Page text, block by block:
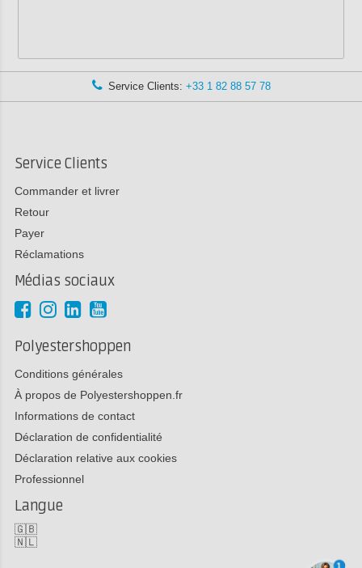
Service Clients: +33 1 82 88 57 78
Service Clients
Commander et livrer
Retour
Payer
Réclamations
Médias sociaux
Polyestershoppen
Conditions générales
À propos de Polyestershoppen.fr
Informations de contact
Déclaration de confidentialité
Déclaration relative aux cookies
Professionnel
Langue
🇬🇧
🇳🇱
1